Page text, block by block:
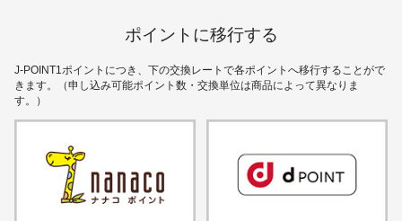
加盟店のお客様
ポイントに移行する
J-POINT1ポイントにつき、下の交換レートで各ポイントへ移行することがで
きます。（申し込み可能ポイント数・交換単位は商品によって異なりま
す。）